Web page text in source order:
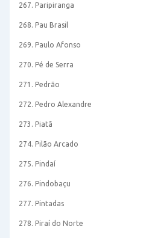
267. Paripiranga
268. Pau Brasil
269. Paulo Afonso
270. Pé de Serra
271. Pedrão
272. Pedro Alexandre
273. Piatã
274. Pilão Arcado
275. Pindaí
276. Pindobaçu
277. Pintadas
278. Piraí do Norte